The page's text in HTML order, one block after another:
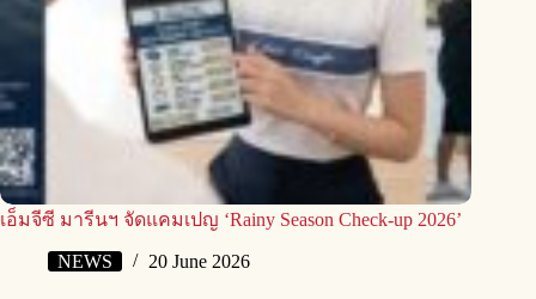
เอ็มจีซี มารีนฯ จัดแคมเปญ ‘Rainy Season Check-up 2026’
NEWS 20 June 2026